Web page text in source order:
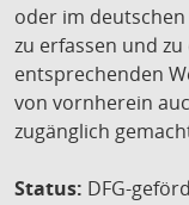
oder im
zu erfassen und
entsprechenden
von vornherein
zugänglich
Status: DFG-